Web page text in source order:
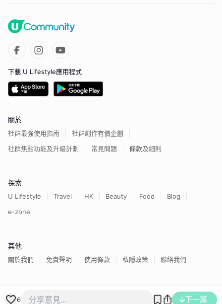
6 下一篇
下載 U Lifestyle應用程式
關於
社群最強使用指南
社群創作有價企劃
社群焦點功能及升級計劃
常見問題 條款及細則
探索
U Lifestyle Travel HK Beauty Food
Blog
e-zone
其他
關於我們 免責聲明 使用條款 私隱政策 聯絡我們
香港經濟日報版權所有©